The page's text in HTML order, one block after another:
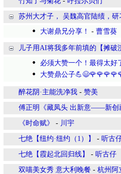
苏州大才子， 吴魏高官陆绩，研
大谢鼎兄分享！
- 曹雪葵
儿子用AI将我多年前填的【摊破
必须大赞一个！最得太好
大赞鼎公子
醉花阴·主能洗净我 - 赞美
傅正明《藏凤头 出新意——新创
《时命赋》 - 川宇
七绝【纽约·纽约（1）】 - 听古
七绝【霞起北回归线】 - 听古仔
双喵美女秀 意大利晚餐 - 杭州阿